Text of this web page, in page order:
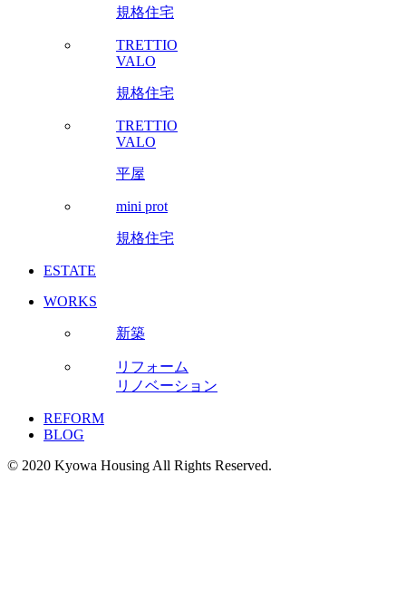
規格住宅
TRETTIO
VALO
規格住宅
TRETTIO
VALO
平屋
mini prot
規格住宅
ESTATE
WORKS
新築
リフォーム
リノベーション
REFORM
BLOG
© 2020 Kyowa Housing All Rights Reserved.